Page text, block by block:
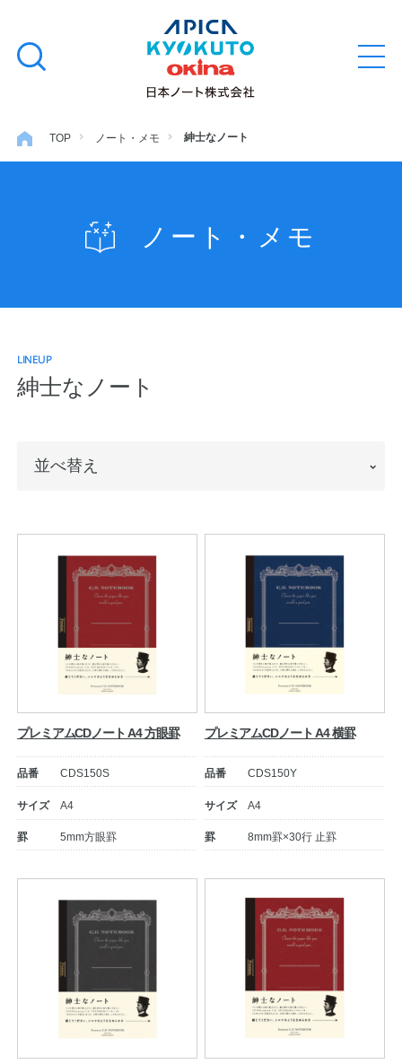
文
キ
ッ
閉
検
る
ファイル・バインダー
探求・自主学習のすすめ
公式オンラインショップ
企業情報 SDGsと未来
カタログ お知らせ
お問い合わせ プライバシーポリシー
教職員の皆さまへ
TOP ノート・メモ 紳士なノート
ノート・メモ
LINEUP
紳士なノート
え
並べ替え
プレミアムCDノート A4 方眼罫
品番 CDS150S
サイズ A4
罫 5mm方眼罫
プレミアムCDノート A4 横罫
品番 CDS150Y
サイズ A4
罫 8mm罫×30行 止罫